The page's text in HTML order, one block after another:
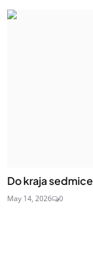
Do kraja
May 14, 2026 0